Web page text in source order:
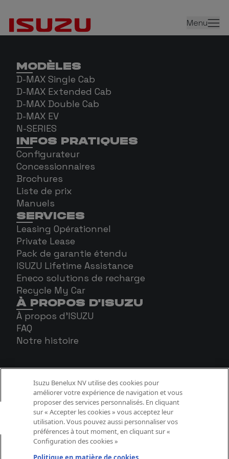
Menu
MODÈLES
D-MAX Single Cab
D-MAX Extended Cab
D-MAX Double Cab
D-MAX EV
N-SERIES
INFOS PRATIQUES
Configurateur
Concessionnaires
Brochures
Liste de prix
Manuels
SERVICES
Leasing Opérationnel
Private Lease
Pack de garantie étendu
ISUZU Lifetime Assistance
Eneco solutions de recharge
Recycle My Car
À PROPOS D'ISUZU
À propos d'ISUZU
FAQ
Notre histoire
Politique CookiesPolitique confidentialité
Isuzu Benelux NV utilise des cookies pour
améliorer votre expérience de navigation et vous
proposer des services personnalisés. En cliquant
sur « Accepter les cookies » vous acceptez leur
utilisation. Vous pouvez aussi personnaliser vos
préférences à tout moment, en cliquant sur «
Configuration des cookies »